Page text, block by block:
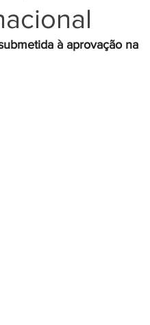
Jurídico LGBTQIAPN+
à aprovação na